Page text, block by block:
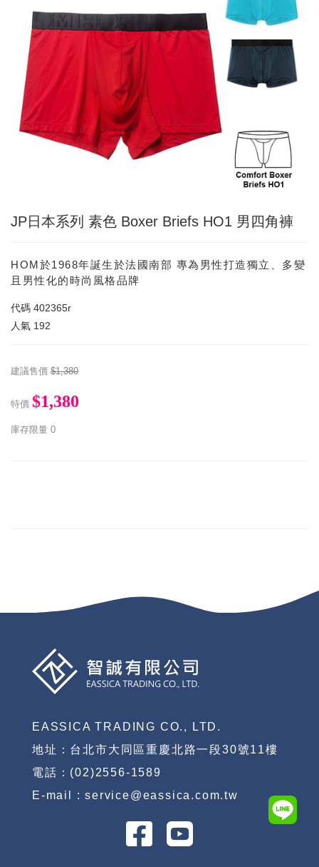
JP日本系列 素色 Boxer Briefs HO1 男四角褲
HOM於1968年誕生於法國南部 專為男性打造獨立、多變
且男性化的時尚風格品牌
代碼 402365r
人氣 192
建議售價 $1,380
特價 $1,380
庫存限量 0
EASSICA TRADING CO., LTD.
地址：台北市大同區重慶北路一段30號11樓
電話：(02)2556-1589
E-mail : service@eassica.com.tw